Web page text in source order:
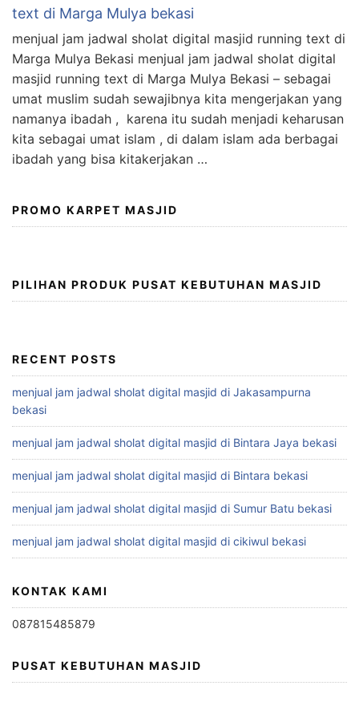
text di Marga Mulya bekasi
menjual jam jadwal sholat digital masjid running text di
Marga Mulya Bekasi menjual jam jadwal sholat digital
masjid running text di Marga Mulya Bekasi – sebagai
umat muslim sudah sewajibnya kita mengerjakan yang
namanya ibadah , karena itu sudah menjadi keharusan
kita sebagai umat islam , di dalam islam ada berbagai
ibadah yang bisa kitakerjakan …
PROMO KARPET MASJID
PILIHAN PRODUK PUSAT KEBUTUHAN MASJID
RECENT POSTS
menjual jam jadwal sholat digital masjid di Jakasampurna
bekasi
menjual jam jadwal sholat digital masjid di Bintara Jaya bekasi
menjual jam jadwal sholat digital masjid di Bintara bekasi
menjual jam jadwal sholat digital masjid di Sumur Batu bekasi
menjual jam jadwal sholat digital masjid di cikiwul bekasi
KONTAK KAMI
087815485879
PUSAT KEBUTUHAN MASJID